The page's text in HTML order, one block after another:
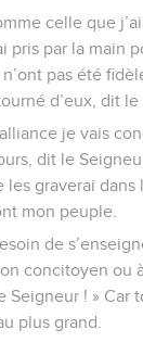
celle que
pris par la main
n’ont pas été
d’eux, dit le
je vais
dit le
les graverai
mon peuple.
de
concitoyen ou
Seigneur ! » Car
plus grand.